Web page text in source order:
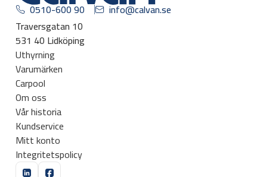
0510-600 90
info@calvan.se
Traversgatan 10
531 40 Lidköping
Uthyrning
Varumärken
Carpool
Om oss
Vår historia
Kundservice
Mitt konto
Integritetspolicy